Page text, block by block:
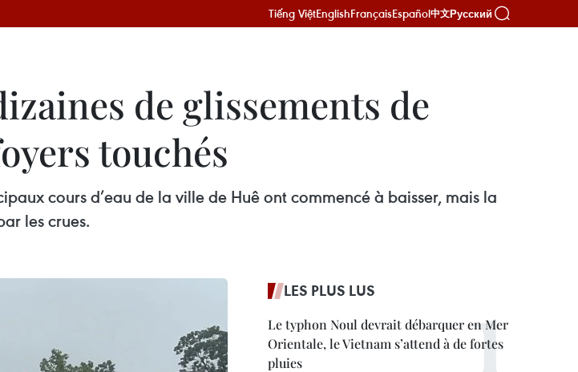
Tiếng ViệtEnglishFrançaisEspañol中文Русский
de glissements de
touchés
cours d’eau de la ville de Huê ont commencé à baisser, mais la
les crues.
LES PLUS LUS
Le typhon Noul devrait débarquer en Mer
Orientale, le Vietnam s’attend à de fortes
pluies